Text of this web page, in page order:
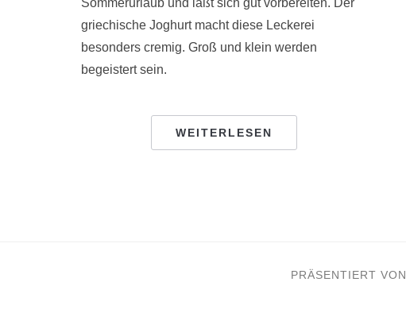
Sommerurlaub und läßt sich gut vorbereiten. Der
griechische Joghurt macht diese Leckerei
besonders cremig. Groß und klein werden
begeistert sein.
WEITERLESEN
PRÄSENTIERT VON